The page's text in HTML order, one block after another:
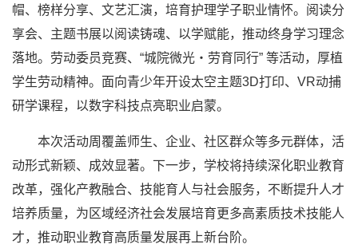
帽、榜样分享、文艺汇演，培育护理学子职业情怀。阅读分
享会、主题书展以阅读铸魂、以学赋能，推动终身学习理念
落地。劳动委员竞赛、“城院微光・劳育同行” 等活动，厚植
学生劳动精神。面向青少年开设太空主题3D打印、VR动捕
研学课程，以数字科技点亮职业启蒙。
本次活动周覆盖师生、企业、社区群众等多元群体，活
动形式新颖、成效显著。下一步，学校将持续深化职业教育
改革，强化产教融合、技能育人与社会服务，不断提升人才
培养质量，为区域经济社会发展培育更多高素质技术技能人
才，推动职业教育高质量发展再上新台阶。